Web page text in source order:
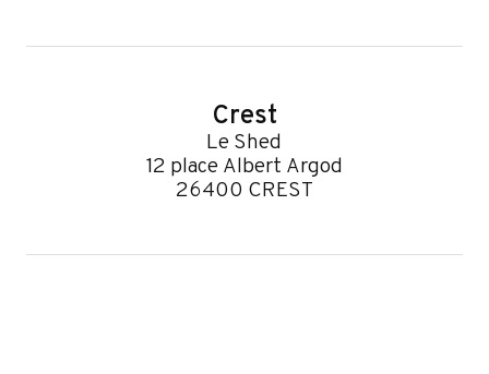
Crest
Le Shed
12 place Albert Argod
26400 CREST